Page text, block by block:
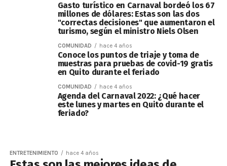
Gasto turístico en Carnaval bordeó los 67
millones de dólares: Estas son las dos
"correctas decisiones" que aumentaron el
turismo, según el ministro Niels Olsen
COMUNIDAD hace 4 años
Conoce los puntos de triaje y toma de
muestras para pruebas de covid-19 gratis
en Quito durante el feriado
COMUNIDAD hace 4 años
Agenda del Carnaval 2022: ¿Qué hacer
este lunes y martes en Quito durante el
feriado?
ENTRETENIMIENTO hace 4 años